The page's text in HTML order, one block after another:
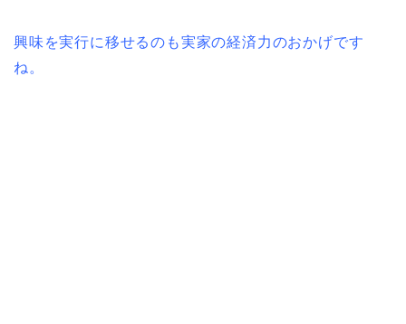
興味を実行に移せるのも実家の経済力のおかげです
ね。